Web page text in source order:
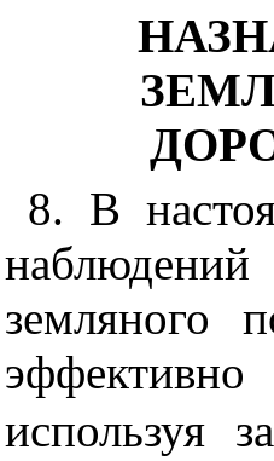
8. В
земляного
используя